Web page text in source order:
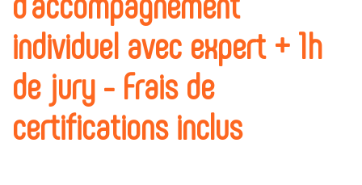
individuel avec expert + 1h
de jury - Frais de
certifications inclus